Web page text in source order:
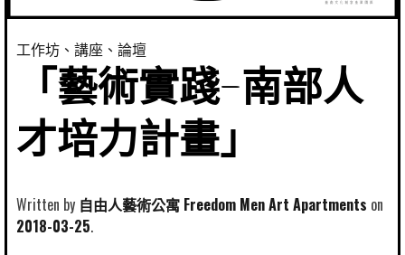
工作坊、講座、論壇
「藝術實踐—南部人
才培力計畫」
Written by 自由人藝術公寓 Freedom Men Art Apartments
2018-03-25